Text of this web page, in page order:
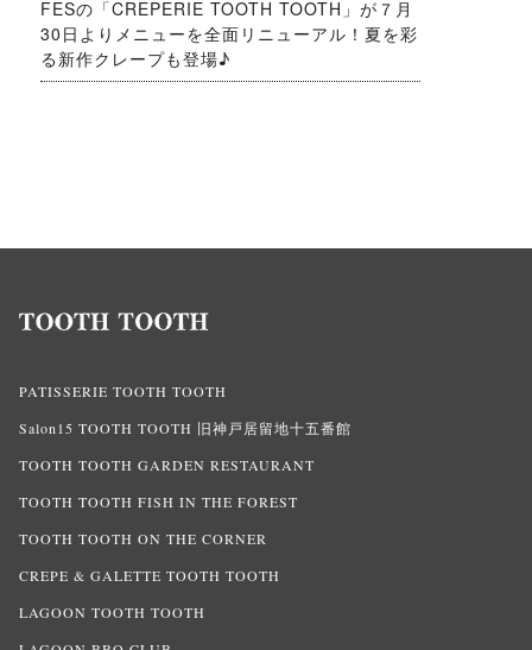
FESの「CREPERIE TOOTH TOOTH」が７月
30日よりメニューを全面リニューアル！夏を彩
る新作クレープも登場♪
PATISSERIE TOOTH TOOTH
Salon15 TOOTH TOOTH 旧神戸居留地十五番館
TOOTH TOOTH GARDEN RESTAURANT
TOOTH TOOTH FISH IN THE FOREST
TOOTH TOOTH ON THE CORNER
CREPE & GALETTE TOOTH TOOTH
LAGOON TOOTH TOOTH